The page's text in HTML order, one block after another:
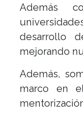
Además
desarrollo
mejorando
Además,
marco en